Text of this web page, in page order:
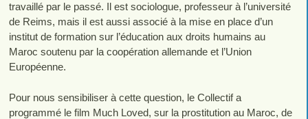
travaillé par le passé. Il est sociologue, professeur à l’université
de Reims, mais il est aussi associé à la mise en place d’un
institut de formation sur l’éducation aux droits humains au
Maroc soutenu par la coopération allemande et l’Union
Européenne.
Pour nous sensibiliser à cette question, le Collectif a
programmé le film Much Loved, sur la prostitution au Maroc, de